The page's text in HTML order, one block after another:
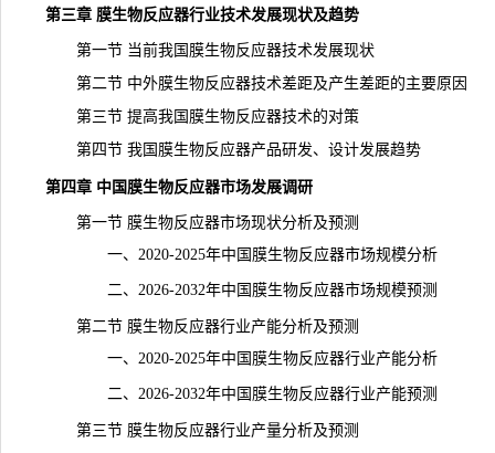
第三章 膜生物反应器行业技术发展现状及趋势
第一节 当前我国膜生物反应器技术发展现状
第二节 中外膜生物反应器技术差距及产生差距的主要原因
第三节 提高我国膜生物反应器技术的对策
第四节 我国膜生物反应器产品研发、设计发展趋势
第四章 中国膜生物反应器市场发展调研
第一节 膜生物反应器市场现状分析及预测
一、2020-2025年中国膜生物反应器市场规模分析
二、2026-2032年中国膜生物反应器市场规模预测
第二节 膜生物反应器行业产能分析及预测
一、2020-2025年中国膜生物反应器行业产能分析
二、2026-2032年中国膜生物反应器行业产能预测
第三节 膜生物反应器行业产量分析及预测